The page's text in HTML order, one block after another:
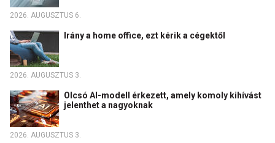
2026. AUGUSZTUS 6.
Irány a home office, ezt kérik a cégektől
2026. AUGUSZTUS 3.
Olcsó AI-modell érkezett, amely komoly kihívást
jelenthet a nagyoknak
2026. AUGUSZTUS 3.